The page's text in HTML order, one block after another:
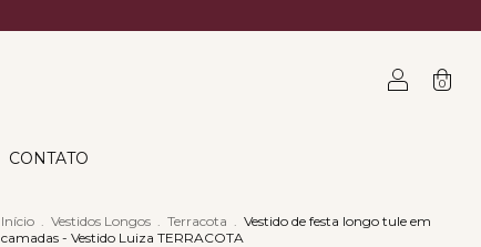
0
CONTATO
Início . Vestidos Longos . Terracota . Vestido de festa longo tule em
camadas - Vestido Luiza TERRACOTA